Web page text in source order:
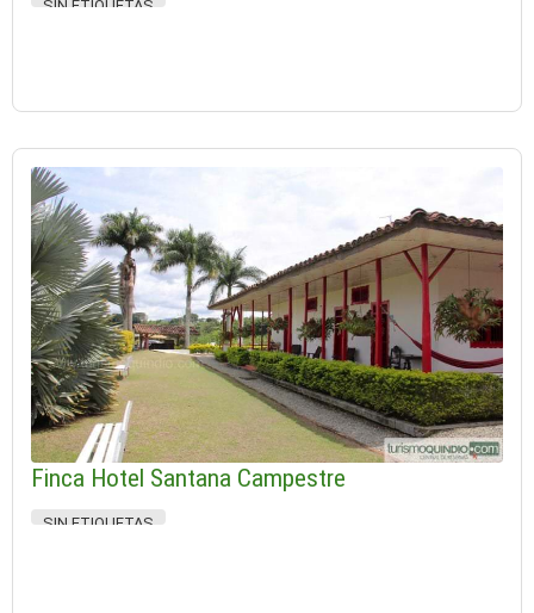
SIN ETIQUETAS
Finca Hotel Santana Campestre
SIN ETIQUETAS